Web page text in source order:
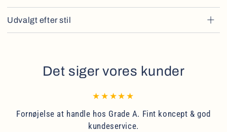
Udvalgt efter stil
Det siger vores kunder
Fornøjelse at handle hos Grade A. Fint koncept & god
kundeservice.